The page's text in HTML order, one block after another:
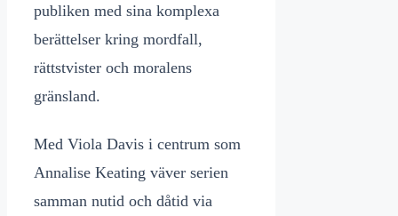
publiken med sina komplexa
berättelser kring mordfall,
rättstvister och moralens
gränsland.
Med Viola Davis i centrum som
Annalise Keating väver serien
samman nutid och dåtid via